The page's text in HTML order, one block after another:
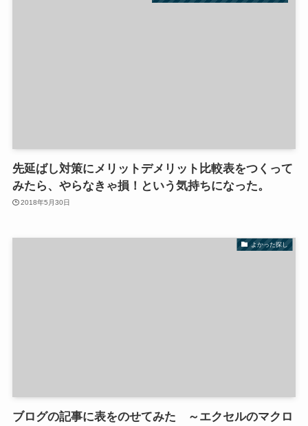
先延ばし対策にメリットデメリット比較表をつくって
みたら、やらなきゃ損！という気持ちになった。
2018年5月30日
よかった探し
ブログの記事に表をのせてみた ～エクセルのマクロ